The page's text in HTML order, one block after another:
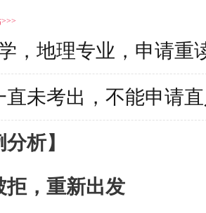
，地理专业，申请重
直未考出，不能申请
分析】
拒，重新出发